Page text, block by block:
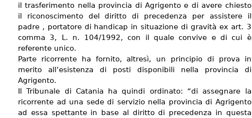
il trasferimento nella provincia di Agrigento e di avere chiesto
il riconoscimento del diritto di precedenza per assistere il
padre , portatore di handicap in situazione di gravità ex art. 3
comma 3, L. n. 104/1992, con il quale convive e di cui è
referente unico.
Parte ricorrente ha fornito, altresì, un principio di prova in
merito all’esistenza di posti disponibili nella provincia di
Agrigento.
Il Tribunale di Catania ha quindi ordinato: “di assegnare la
ricorrente ad una sede di servizio nella provincia di Agrigento
ad essa spettante in base al diritto di precedenza in questa